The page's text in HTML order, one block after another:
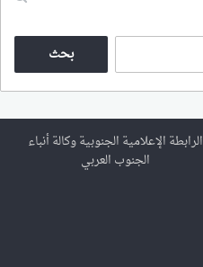
ث
ع
ن
الرابطة الإعلامية الجنوبية وكالة أنباء
الجنوب العربي